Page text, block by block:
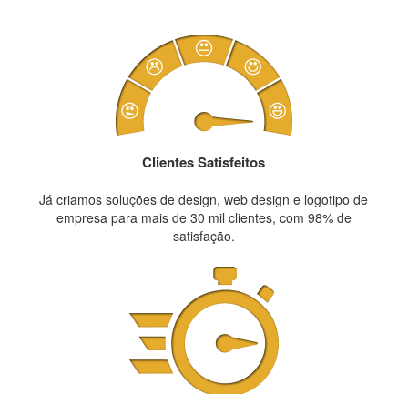
Clientes Satisfeitos
Já criamos soluções de design, web design e logotipo de
empresa para mais de 30 mil clientes, com 98% de
satisfação.